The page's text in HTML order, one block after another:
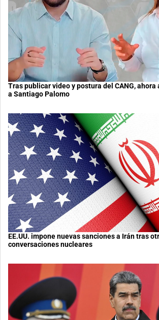
Tras publicar video y postura del CANG, ahora
a Santiago Palomo
EE.UU. impone nuevas sanciones a Irán tras
conversaciones nucleares